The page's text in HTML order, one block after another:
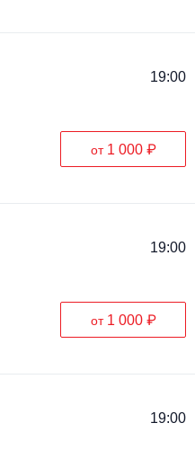
19:00
от 1 000 ₽
19:00
от 1 000 ₽
19:00